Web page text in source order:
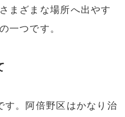
まざまな場所へ出やす
一つです。
す。阿倍野区はかなり治